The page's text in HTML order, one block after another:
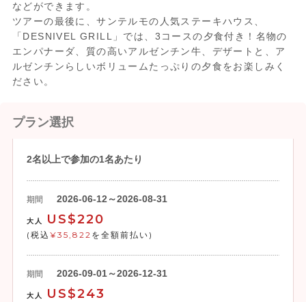
などができます。
ツアーの最後に、サンテルモの人気ステーキハウス、
「DESNIVEL GRILL」では、3コースの夕食付き！名物の
エンパナーダ、質の高いアルゼンチン牛、デザートと、ア
ルゼンチンらしいボリュームたっぷりの夕食をお楽しみく
ださい。
プラン選択
2名以上で参加の1名あたり
期間 2026-06-12～2026-08-31
大人 US$220
(税込 ¥35,822 を全額前払い)
期間 2026-09-01～2026-12-31
大人 US$243